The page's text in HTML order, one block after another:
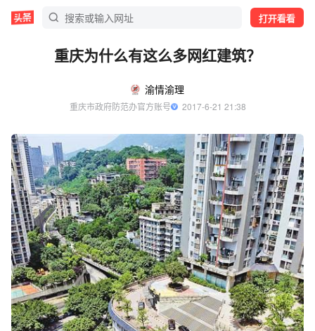
打开看看
重庆为什么有这么多网红建筑？
渝情渝理
重庆市政府防范办官方账号
  2017-6-21 21:38